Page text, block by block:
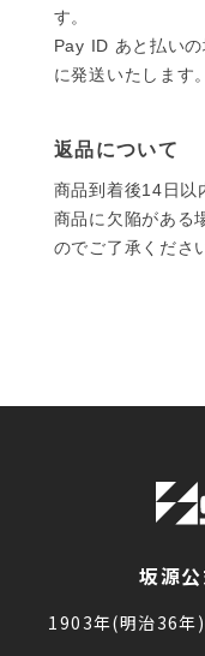
す。
Pay ID あと払い
に発送いたします。
返品について
商品到着後14日以
商品に欠陥がある
のでご了承くださ
坂源公
1903年(明治36年)